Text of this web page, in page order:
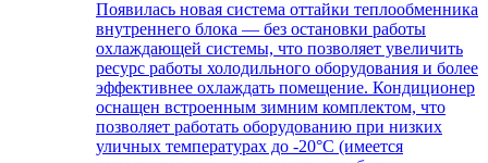
Появилась новая система оттайки теплообменника
внутреннего блока — без остановки работы
охлаждающей системы, что позволяет увеличить
ресурс работы холодильного оборудования и более
эффективнее охлаждать помещение. Кондиционер
оснащен встроенным зимним комплектом, что
позволяет работать оборудованию при низких
уличных температурах до -20°С (имеется